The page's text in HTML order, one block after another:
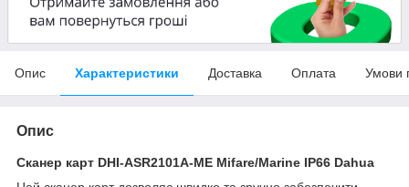
Опис Характеристики Доставка Оплата Умови
Опис
Сканер карт DHI-ASR2101A-ME Mifare/Marine IP66 Dahua